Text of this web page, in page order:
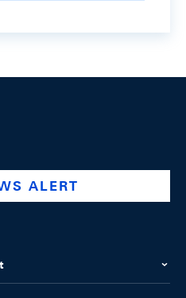
company/swiss-national-
@swissnationalbank
ALERT